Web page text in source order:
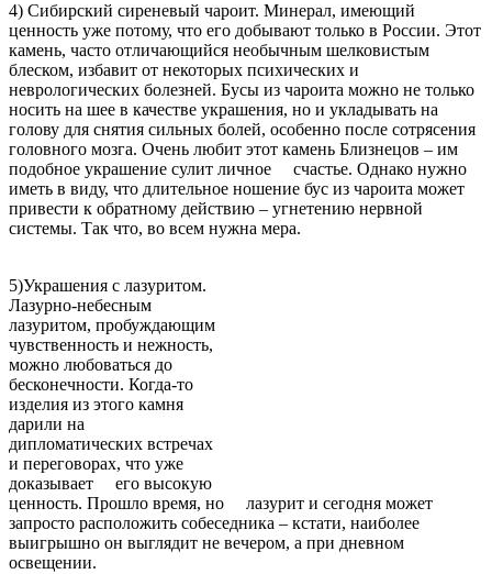
4) Сибирский сиреневый чароит. Минерал, имеющий
ценность уже потому, что его добывают только в России. Этот
камень, часто отличающийся необычным шелковистым
блеском, избавит от некоторых психических и
неврологических болезней. Бусы из чароита можно не только
носить на шее в качестве украшения, но и укладывать на
голову для снятия сильных болей, особенно после сотрясения
головного мозга. Очень любит этот камень Близнецов – им
подобное украшение сулит личное счастье. Однако нужно
иметь в виду, что длительное ношение бус из чароита может
привести к обратному действию – угнетению нервной
системы. Так что, во всем нужна мера.
5)Украшения с лазуритом.
Лазурно-небесным
лазуритом, пробуждающим
чувственность и нежность,
можно любоваться до
бесконечности. Когда-то
изделия из этого камня
дарили на
дипломатических встречах
и переговорах, что уже
доказывает его высокую
ценность. Прошло время, но лазурит и сегодня может
запросто расположить собеседника – кстати, наиболее
выигрышно он выглядит не вечером, а при дневном
освещении.